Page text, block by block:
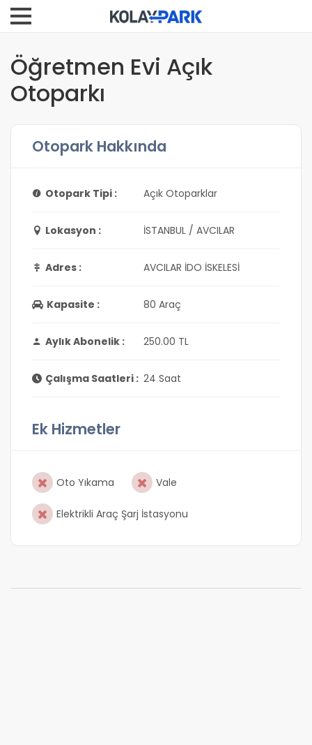
Öğretmen Evi Açık
Otoparkı
Otopark Hakkında
Otopark Tipi : Açık Otoparklar
Lokasyon : İSTANBUL / AVCILAR
Adres : AVCILAR İDO İSKELESİ
Kapasite : 80 Araç
Aylık Abonelik : 250.00 TL
Çalışma Saatleri : 24 Saat
Ek Hizmetler
Oto Yıkama Vale
Elektrikli Araç Şarj İstasyonu